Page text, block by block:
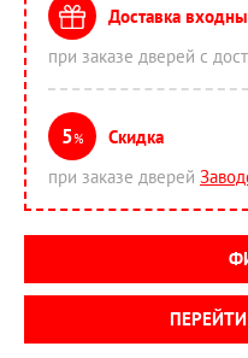
Доставка
при заказе дверей с
5%
Скидка
при заказе дверей